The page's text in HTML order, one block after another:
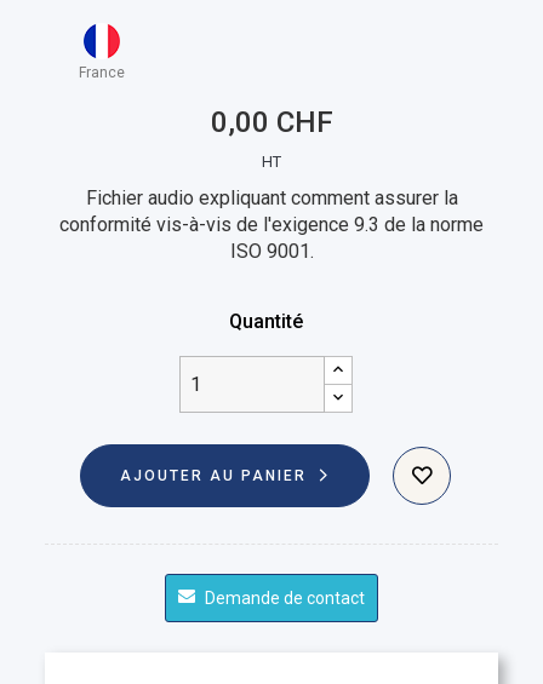
France
0,00 CHF
HT
Fichier audio expliquant comment assurer la
conformité vis-à-vis de l'exigence 9.3 de la norme
ISO 9001.
Quantité
AJOUTER AU PANIER
Demande de contact